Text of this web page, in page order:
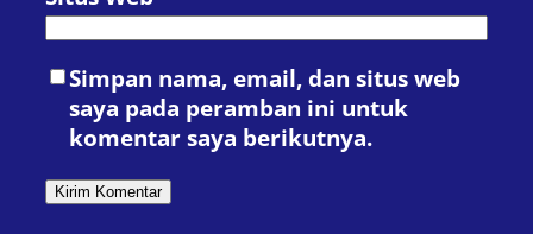
Simpan nama, email, dan situs web
saya pada peramban ini untuk
komentar saya berikutnya.